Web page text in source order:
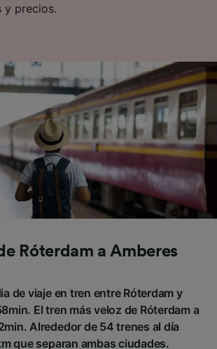
y precios.
Róterdam a Amberes
de viaje en tren entre Róterdam y
El tren más veloz de Róterdam a
Alrededor de 54 trenes al día
que separan ambas ciudades.